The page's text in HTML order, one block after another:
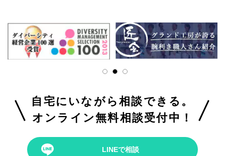
自宅にいながら相談できる。
オンライン無料相談受付中！
LINEで相談